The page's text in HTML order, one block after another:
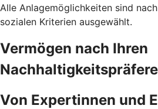
Alle Anlagemöglichkeiten sind
sozialen Kriterien ausgewählt.
Vermögen nach Ihren
Von Expertinnen und